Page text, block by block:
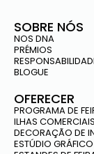
SOBRE NÓS
NOS DNA
PRÉMIOS
BLOGUE
OFERECER
PROGRAMA DE
ILHAS COMERCIAIS
DECORAÇÃO DE
ESTÚDIO GRÁFICO